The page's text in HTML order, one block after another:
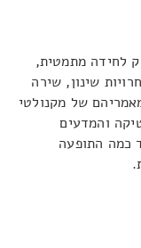
לחידה מתמטית,
שינון, שירה
עובדות מתוך מאמריהם של מקנולטי
והמדעים
כמה התופעה